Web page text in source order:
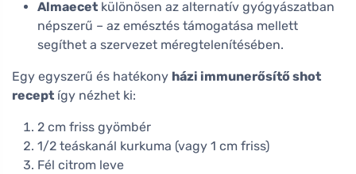
Almaecet különösen az alternatív gyógyászatban
népszerű – az emésztés támogatása mellett
segíthet a szervezet méregtelenítésében.
Egy egyszerű és hatékony házi immunerősítő shot
recept így nézhet ki:
2 cm friss gyömbér
1/2 teáskanál kurkuma (vagy 1 cm friss)
Fél citrom leve